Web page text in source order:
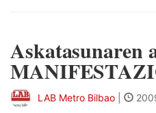
Askatasunaren
LAB Metro Bilbao